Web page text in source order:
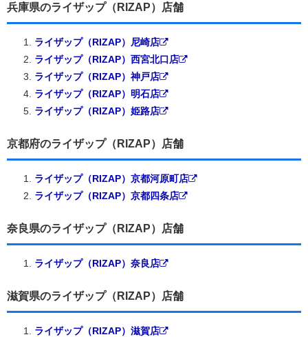
兵庫県のライザップ（RIZAP）店舗
ライザップ（RIZAP）尼崎店
ライザップ（RIZAP）西宮北口店
ライザップ（RIZAP）神戸店
ライザップ（RIZAP）明石店
ライザップ（RIZAP）姫路店
京都府のライザップ（RIZAP）店舗
ライザップ（RIZAP）京都河原町店
ライザップ（RIZAP）京都四条店
奈良県のライザップ（RIZAP）店舗
ライザップ（RIZAP）奈良店
滋賀県のライザップ（RIZAP）店舗
ライザップ（RIZAP）滋賀店